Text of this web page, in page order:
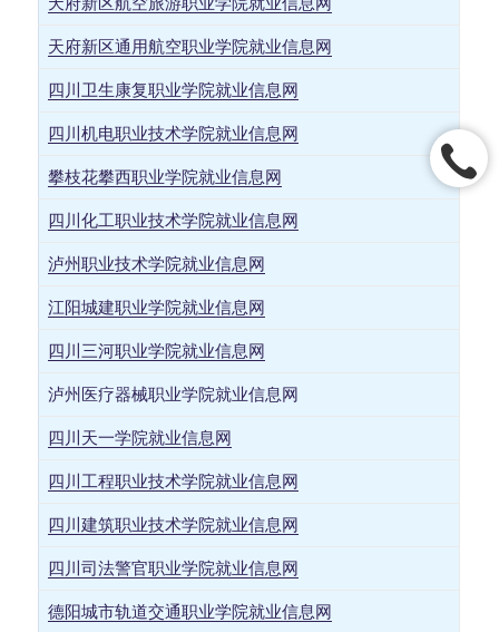
天府新区通用航空职业学院就业信息网
四川卫生康复职业学院就业信息网
四川机电职业技术学院就业信息网
攀枝花攀西职业学院就业信息网
四川化工职业技术学院就业信息网
泸州职业技术学院就业信息网
江阳城建职业学院就业信息网
四川三河职业学院就业信息网
泸州医疗器械职业学院就业信息网
四川天一学院就业信息网
四川工程职业技术学院就业信息网
四川建筑职业技术学院就业信息网
四川司法警官职业学院就业信息网
德阳城市轨道交通职业学院就业信息网